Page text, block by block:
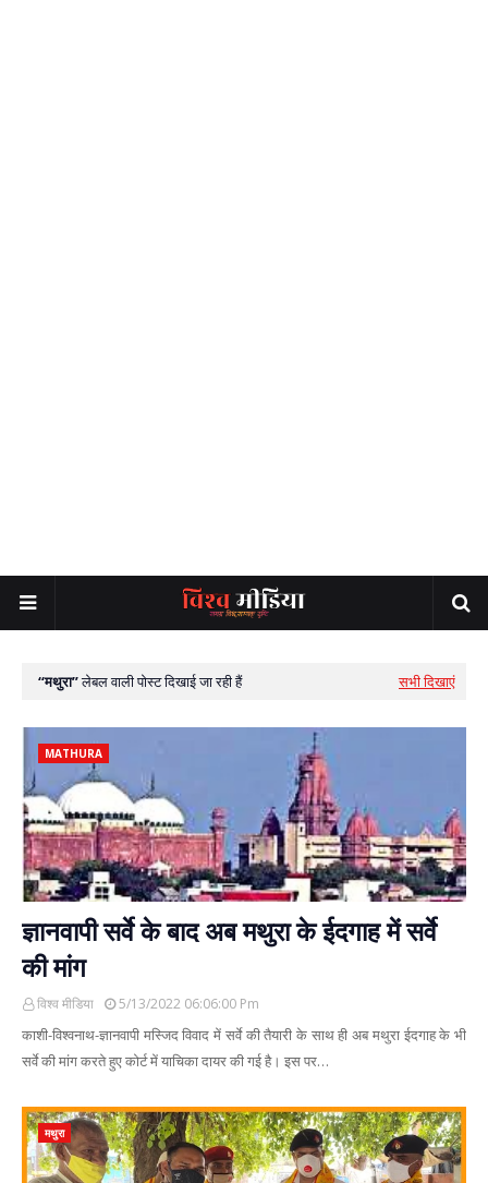
मथुरा लेबल वाली पोस्ट दिखाई जा रही हैं सभी दिखाएं
MATHURA
ज्ञानवापी सर्वे के बाद अब मथुरा के ईदगाह में सर्वे
की मांग
विश्व मीडिया 5/13/2022 06:06:00 Pm
काशी-विश्‍वनाथ-ज्ञानवापी मस्जिद विवाद में सर्वे की तैयारी के साथ ही अब मथुरा ईदगाह के भी
सर्वे की मांग करते हुए कोर्ट में याचिका दायर की गई है। इस पर…
मथुरा